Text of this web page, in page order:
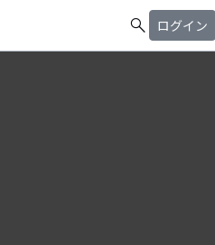
search ログイン